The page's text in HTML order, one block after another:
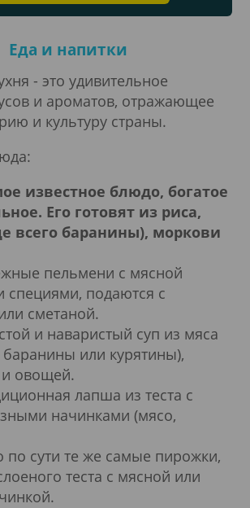
Еда и напитки
- это удивительное
и ароматов, отражающее
и культуру страны.
известное блюдо, богатое
Его готовят из риса,
всего баранины), моркови
пельмени с мясной
специями, подаются с
сметаной.
и наваристый суп из мяса
или курятины),
и овощей.
лапша из теста с
начинками (мясо,
по сути те же самые пирожки,
теста с мясной или